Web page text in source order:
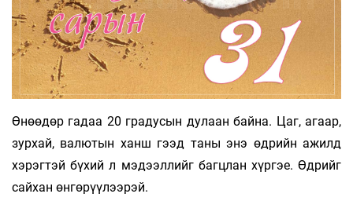
Өнөөдөр гадаа 20 градусын дулаан байна. Цаг, агаар,
зурхай, валютын ханш гээд таны энэ өдрийн ажилд
хэрэгтэй бүхий л мэдээллийг багцлан хүргэе. Өдрийг
сайхан өнгөрүүлээрэй.